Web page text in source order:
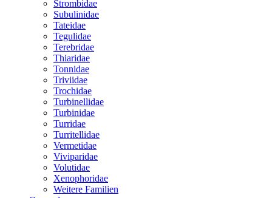
Strombidae
Subulinidae
Tateidae
Tegulidae
Terebridae
Thiaridae
Tonnidae
Triviidae
Trochidae
Turbinellidae
Turbinidae
Turridae
Turritellidae
Vermetidae
Viviparidae
Volutidae
Xenophoridae
Weitere Familien